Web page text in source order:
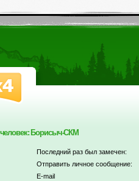
Борисыч-СКМ
Последний раз был замечен:
Отправить личное сообщение:
E-mail